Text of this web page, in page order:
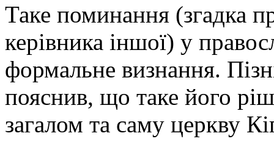
Таке поминання (згадка
керівника іншої) у
формальне визнання.
пояснив, що таке його
загалом та саму церкву